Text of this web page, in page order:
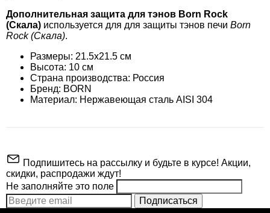
Дополнительная защита для тэнов Born Rock
(Скала) используется для для защиты тэнов печи Born
Rock (Скала).
Размеры: 21.5х21.5 см
Высота: 10 см
Страна производства: Россия
Бренд: BORN
Материал: Нержавеющая сталь AISI 304
Подпишитесь на рассылку и будьте в курсе! Акции,
скидки, распродажи ждут!
Не заполняйте это поле
Подписаться